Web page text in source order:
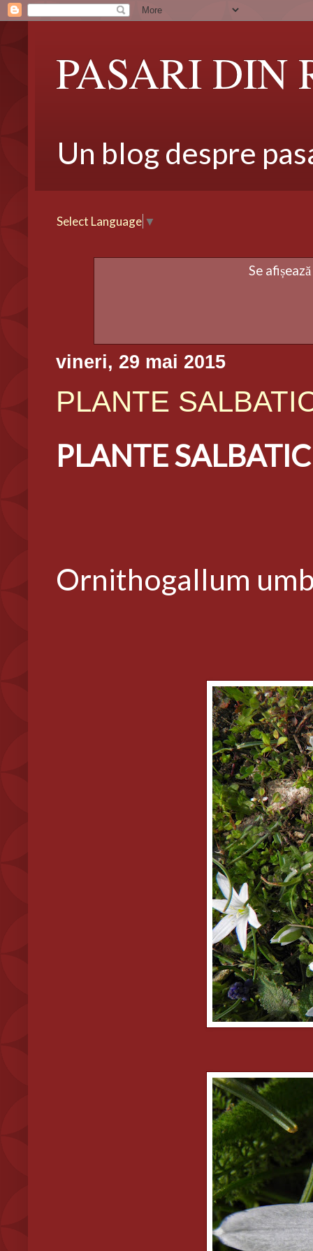
PASARI DIN
Un blog despre
Select Language ▼
Se
vineri, 29 mai 2015
PLANTE
PLANTE
Ornithogallum